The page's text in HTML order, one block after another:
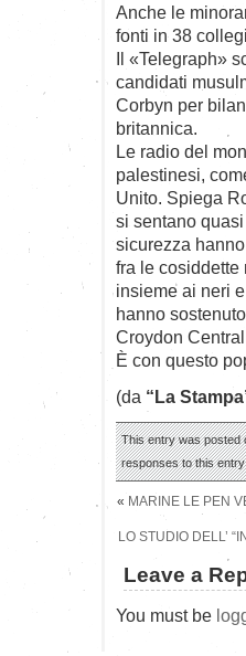
Anche le
fonti in 38
Il «Telegraph»
candidati
Corbyn per
britannica.
Le radio del
palestinesi,
Unito. Spiega
si sentano
sicurezza
fra le
insieme ai neri
hanno
Croydon
È con questo
(da “La
This entry was posted
responses to this
« MARINE LE PEN
LO STUDIO DELL’
Leave a
You must be